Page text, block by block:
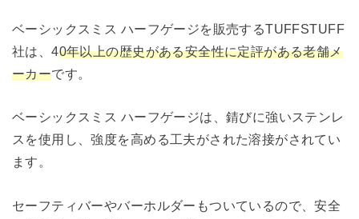
ベーシックスミス ハーフゲージを販売するTUFFSTUFF
社は、40年以上の歴史がある安全性に定評がある老舗メ
ーカーです。
ベーシックスミス ハーフゲージは、錆びに強いステンレ
スを使用し、強度を高める工夫がされた溶接がされてい
ます。
セーフティバーやバーホルダーもついているので、安全